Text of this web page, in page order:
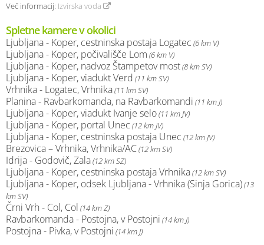
Več informacij: Izvirska voda
Spletne kamere v okolici
Ljubljana - Koper, cestninska postaja Logatec (6 km V)
Ljubljana - Koper, počivališče Lom (6 km V)
Ljubljana - Koper, nadvoz Štampetov most(8 km SV)
Ljubljana - Koper, viadukt Verd (11 km SV)
Vrhnika - Logatec, Vrhnika(11 km SV)
Planina - Ravbarkomanda, na Ravbarkomandi (11 km J)
Ljubljana - Koper, viadukt Ivanje selo(11 km JV)
Ljubljana - Koper, portal Unec (12 km JV)
Ljubljana - Koper, cestninska postaja Unec (12 km JV)
Brezovica – Vrhnika, Vrhnika/AC(12 km SV)
Idrija - Godovič, Zala(12 km SZ)
Ljubljana - Koper, cestninska postaja Vrhnika(12 km SV)
Ljubljana - Koper, odsek Ljubljana - Vrhnika (Sinja Gorica)(13
km SV)
Črni Vrh - Col, Col (14 km Z)
Ravbarkomanda - Postojna, v Postojni (14 km J)
Postojna - Pivka, v Postojni (14 km J)